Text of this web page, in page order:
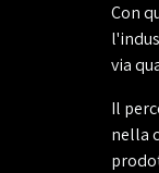
Con
via
Il
nella